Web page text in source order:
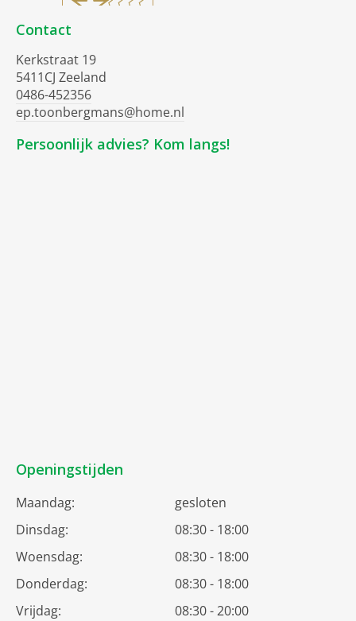
Contact
Kerkstraat 19
5411CJ Zeeland
0486-452356
ep.toonbergmans@home.nl
Persoonlijk advies? Kom langs!
Openingstijden
Maandag:
gesloten
Dinsdag:
08:30 - 18:00
Woensdag:
08:30 - 18:00
Donderdag:
08:30 - 18:00
Vrijdag:
08:30 - 20:00